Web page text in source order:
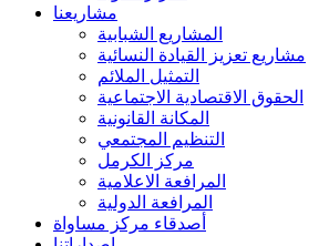
مشاريعنا
المشاريع الشبابية
مشاريع تعزيز القيادة النسائية
التمثيل الملائم
الحقوق الاقتصادية الاجتماعية
المكانة القانونية
التنظيم المجتمعي
مركز الكرمل
المرافعة الاعلامية
المرافعة الدولية
أصدقاء مركز مساواة